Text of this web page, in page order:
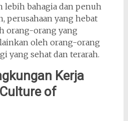
lebih bahagia dan penuh
perusahaan yang hebat
orang-orang yang
oleh orang-orang
yang sehat dan terarah.
Kerja
of